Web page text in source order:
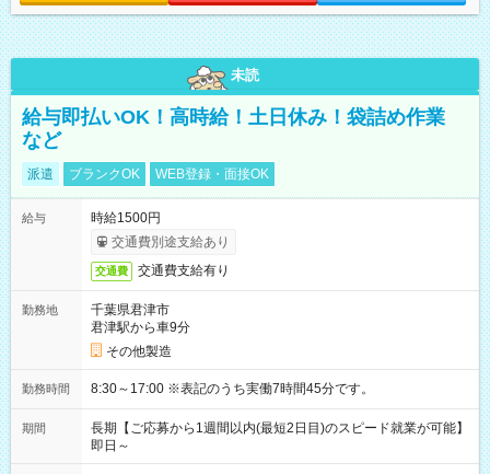
未読
給与即払いOK！高時給！土日休み！袋詰め作業
など
派遣 ブランクOK WEB登録・面接OK
給与
時給1500円
交通費別途支給あり
交通費 交通費支給有り
勤務地
千葉県君津市
君津駅から車9分
その他製造
勤務時間 8:30～17:00 ※表記のうち実働7時間45分です。
期間
長期【ご応募から1週間以内(最短2日目)のスピード就業が可能】
即日～